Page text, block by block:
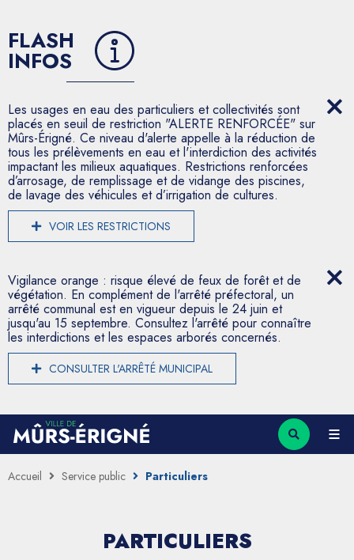
FLASH
INFOS
Les usages en eau des particuliers et collectivités sont
placés en seuil de restriction "ALERTE RENFORCÉE" sur
Mûrs-Érigné. Ce niveau d'alerte appelle à la réduction de
tous les prélèvements en eau et l'interdiction des activités
impactant les milieux aquatiques. Restrictions renforcées
d’arrosage, de remplissage et de vidange des piscines,
de lavage des véhicules et d’irrigation de cultures.
VOIR LES RESTRICTIONS
Vigilance orange : risque élevé de feux de forêt et de
végétation. En complément de l'arrêté préfectoral, un
arrêté communal est en vigueur depuis le 24 juin et
jusqu'au 15 septembre. Consultez l'arrêté pour connaître
les interdictions et les espaces arborés concernés.
CONSULTER L'ARRÊTÉ MUNICIPAL
Accueil Service public Particuliers
PARTICULIERS